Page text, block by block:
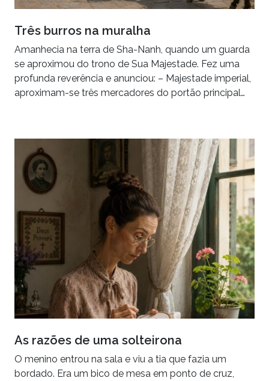
Três burros na muralha
Amanhecia na terra de Sha-Nanh, quando um guarda
se aproximou do trono de Sua Majestade. Fez uma
profunda reverência e anunciou: – Majestade imperial,
aproximam-se três mercadores do portão principal…
As razões de uma solteirona
O menino entrou na sala e viu a tia que fazia um
bordado. Era um bico de mesa em ponto de cruz,